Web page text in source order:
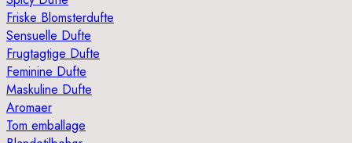
Friske Blomsterdufte
Sensuelle Dufte
Frugtagtige Dufte
Feminine Dufte
Maskuline Dufte
Aromaer
Tom emballage